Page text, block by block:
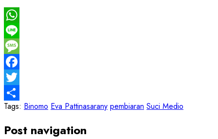
WhatsApp
Line
Message
Facebook
Twitter
Share
Tags: Binomo Eva Pattinasarany pembiaran Suci Medio
Post navigation